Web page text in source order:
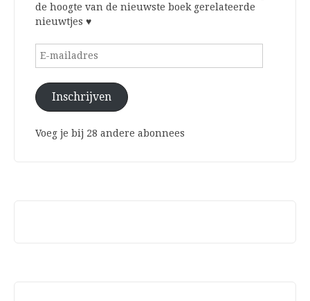
de hoogte van de nieuwste boek gerelateerde
nieuwtjes ♥
E-
Inschrijven
Voeg je bij 28 andere abonnees